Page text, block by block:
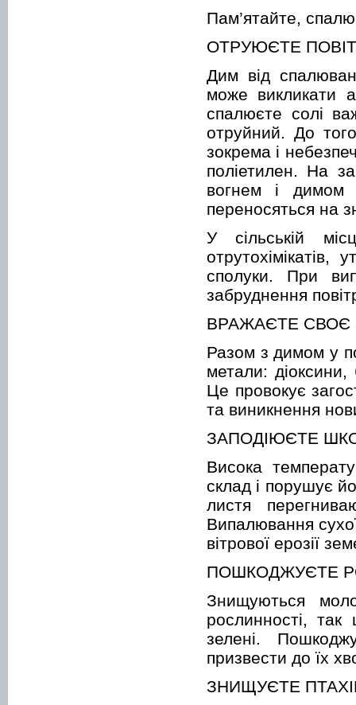
Пам’ятайте,
ОТРУЮЄТЕ
Дим від
може викликати
спалюєте солі
отруйний. До
зокрема і
поліетилен. На
вогнем і димом
переносяться на
У сільській
отрутохімікатів,
сполуки. При
забруднення
ВРАЖАЄТЕ СВОЄ
Разом з димом у
метали: діоксини,
Це провокує
та виникнення
ЗАПОДІЮЄТЕ
Висока
склад і порушує
листя
Випалювання
вітрової ерозії
ПОШКОДЖУЄТЕ
Знищуються
рослинності, так
зелені.
призвести до їх
ЗНИЩУЄТЕ